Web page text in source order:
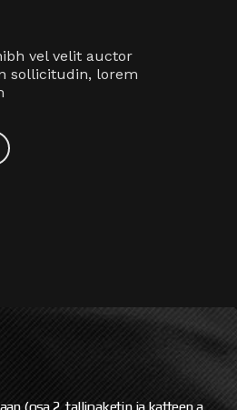
vel velit auctor
sollicitudin, lorem